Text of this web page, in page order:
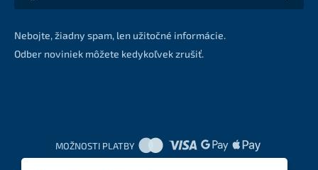
Nebojte, žiadny spam, len užitočné informácie.
Odber noviniek môžete kedykoľvek zrušiť.
MOŽNOSTI PLATBY